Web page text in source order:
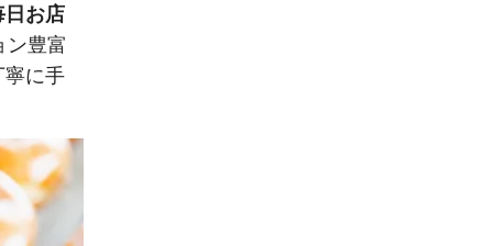
日お店
ン豊富
寧に手